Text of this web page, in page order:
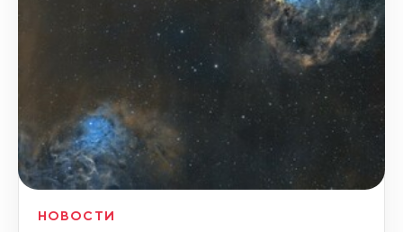
НОВОСТИ